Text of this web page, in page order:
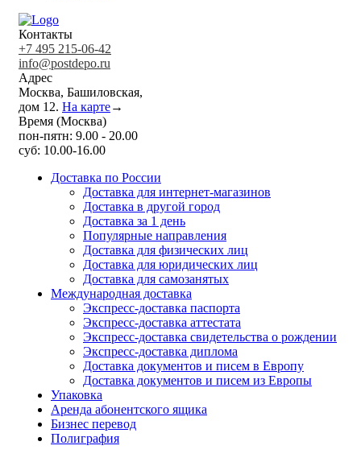
Контакты
+7 495 215-06-42
info@postdepo.ru
Адрес
Москва, Башиловская,
дом 12. На карте→
Время (Москва)
пон-пятн: 9.00 - 20.00
суб: 10.00-16.00
Доставка по России
Доставка для интернет-магазинов
Доставка в другой город
Доставка за 1 день
Популярные направления
Доставка для физических лиц
Доставка для юридических лиц
Доставка для самозанятых
Международная доставка
Экспресс-доставка паспорта
Экспресс-доставка аттестата
Экспресс-доставка свидетельства о рождении
Экспресс-доставка диплома
Доставка документов и писем в Европу
Доставка документов и писем из Европы
Упаковка
Аренда абонентского ящика
Бизнес перевод
Полиграфия